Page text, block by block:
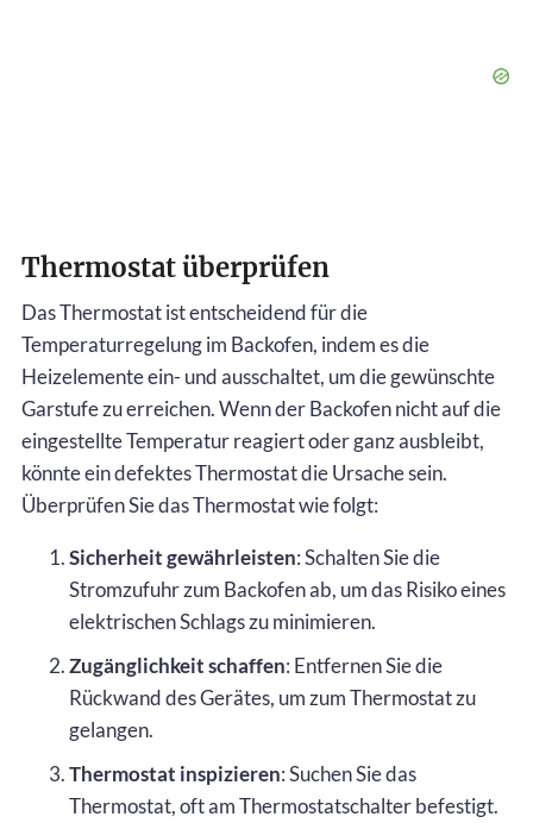
Thermostat überprüfen
Das Thermostat ist entscheidend für die
Temperaturregelung im Backofen, indem es die
Heizelemente ein- und ausschaltet, um die gewünschte
Garstufe zu erreichen. Wenn der Backofen nicht auf die
eingestellte Temperatur reagiert oder ganz ausbleibt,
könnte ein defektes Thermostat die Ursache sein.
Überprüfen Sie das Thermostat wie folgt:
Sicherheit gewährleisten: Schalten Sie die
Stromzufuhr zum Backofen ab, um das Risiko eines
elektrischen Schlags zu minimieren.
Zugänglichkeit schaffen: Entfernen Sie die
Rückwand des Gerätes, um zum Thermostat zu
gelangen.
Thermostat inspizieren: Suchen Sie das
Thermostat, oft am Thermostatschalter befestigt.